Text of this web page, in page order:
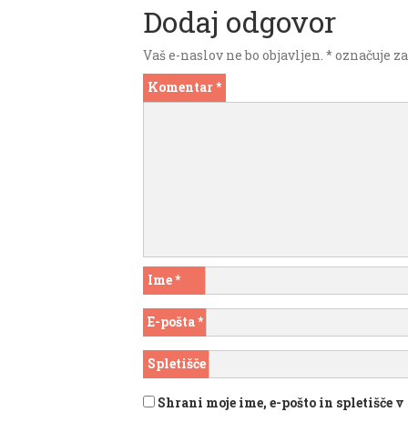
Dodaj odgovor
Vaš e-naslov ne bo objavljen. *označuje
Komentar*
Ime*
E-pošta*
Spletišče
Shrani moje ime, e-pošto in